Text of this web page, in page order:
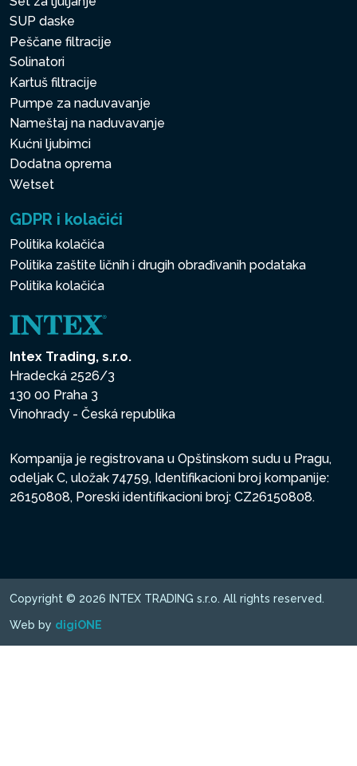
SUP daske
Peščane filtracije
Solinatori
Kartuš filtracije
Pumpe za naduvavanje
Nameštaj na naduvavanje
Kućni ljubimci
Dodatna oprema
Wetset
GDPR i kolačići
Politika kolačića
Politika zaštite ličnih i drugih obrađivanih podataka
Politika kolačića
Intex Trading, s.r.o.
Hradecká 2526/3
130 00 Praha 3
Vinohrady - Česká republika
Kompanija je registrovana u Opštinskom sudu u Pragu,
odeljak C, uložak 74759, Identifikacioni broj kompanije:
26150808, Poreski identifikacioni broj: CZ26150808.
Copyright © 2026 INTEX TRADING s.r.o. All rights reserved.
Web by digiONE